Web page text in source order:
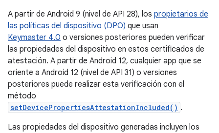
A partir de Android 9 (nivel de API 28), los propietarios de
las políticas del dispositivo (DPO) que usan
Keymaster 4.0 o versiones posteriores pueden verificar
las propiedades del dispositivo en estos certificados de
atestación. A partir de Android 12, cualquier app que se
oriente a Android 12 (nivel de API 31) o versiones
posteriores puede realizar esta verificación con el
método
setDevicePropertiesAttestationIncluded() .
Las propiedades del dispositivo generadas incluyen los